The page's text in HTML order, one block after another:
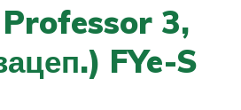
3,
FYe-S